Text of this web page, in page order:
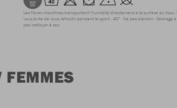
Les fibres microfines transportent l'humidité directement à la surface du
vous évite de vous refroidir pendant le sport. 40° Ne pas blanchir Séchage
pas nettoyer à sec
FEMMES